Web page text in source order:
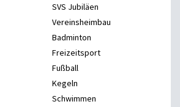
SVS Jubiläen
Vereinsheimbau
Badminton
Freizeitsport
Fußball
Kegeln
Schwimmen